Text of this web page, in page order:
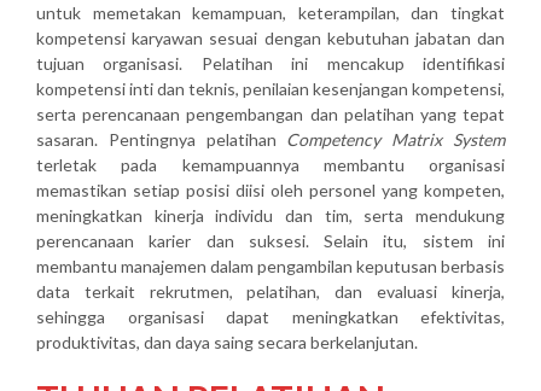
untuk memetakan kemampuan, keterampilan, dan tingkat
kompetensi karyawan sesuai dengan kebutuhan jabatan dan
tujuan organisasi. Pelatihan ini mencakup identifikasi
kompetensi inti dan teknis, penilaian kesenjangan kompetensi,
serta perencanaan pengembangan dan pelatihan yang tepat
sasaran. Pentingnya pelatihan Competency Matrix System
terletak pada kemampuannya membantu organisasi
memastikan setiap posisi diisi oleh personel yang kompeten,
meningkatkan kinerja individu dan tim, serta mendukung
perencanaan karier dan suksesi. Selain itu, sistem ini
membantu manajemen dalam pengambilan keputusan berbasis
data terkait rekrutmen, pelatihan, dan evaluasi kinerja,
sehingga organisasi dapat meningkatkan efektivitas,
produktivitas, dan daya saing secara berkelanjutan.